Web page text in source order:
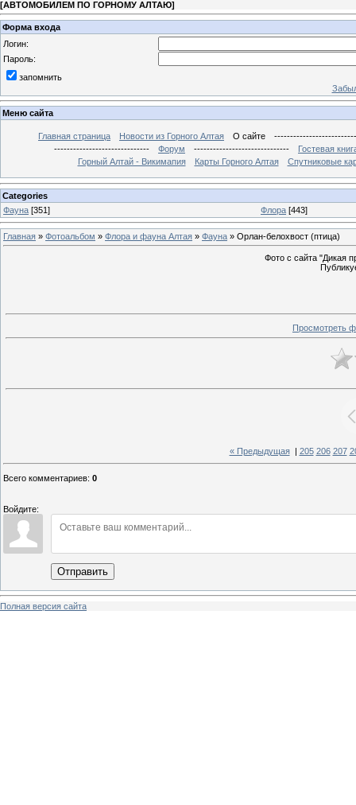
[АВТОМОБИЛЕМ ПО ГОРНОМУ АЛТАЮ]
Форма входа
Логин:
Пароль:
запомнить
Меню сайта
Главная страница Новости из Горного Алтая О сайте
------------------------------
Форум ------------------------------
Гостевая
Горный Алтай - Викимапия
Карты Горного Алтая Спутниковые
Categories
Фауна [351] Флора [443]
Главная » Фотоальбом » Флора и фауна Алтая » Фауна » Орлан-белохвост (птица)
Фото с сайта "Дикая
Просмотреть
« Предыдущая| 205 206 207
Всего комментариев: 0
Войдите:
Отправить
Полная версия сайта